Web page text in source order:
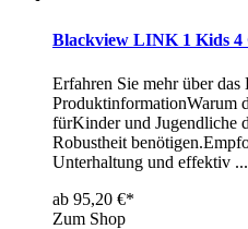
Blackview LINK 1 Kids 4
Erfahren Sie mehr über
ProduktinformationWarum
fürKinder und Jugendliche
Robustheit
Unterhaltung und effektiv ...
ab 95,20 €*
Zum Shop